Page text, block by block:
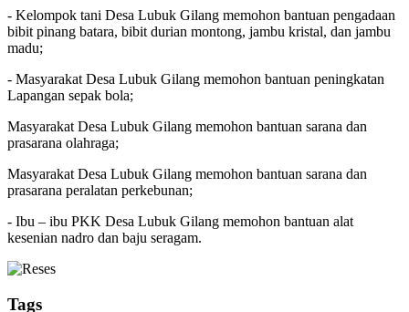
- Kelompok tani Desa Lubuk Gilang memohon bantuan pengadaan
bibit pinang batara, bibit durian montong, jambu kristal, dan jambu
madu;
- Masyarakat Desa Lubuk Gilang memohon bantuan peningkatan
Lapangan sepak bola;
Masyarakat Desa Lubuk Gilang memohon bantuan sarana dan
prasarana olahraga;
Masyarakat Desa Lubuk Gilang memohon bantuan sarana dan
prasarana peralatan perkebunan;
- Ibu – ibu PKK Desa Lubuk Gilang memohon bantuan alat
kesenian nadro dan baju seragam.
Tags